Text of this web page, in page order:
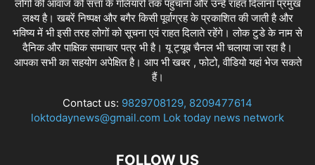
लोगों की आवाज को सत्ता के गलियारों तक पहुंचाना और उन्हें राहत दिलाना प्रमुख
लक्ष्य है। खबरें निष्पक्ष और बगैर किसी पूर्वाग्रह के प्रकाशित की जाती है और
भविष्य में भी इसी तरह लोगों को सूचना एवं राहत दिलाते रहेंगे। लोक टुडे के नाम से
दैनिक और पाक्षिक समाचार पत्र भी है। यू ट्यूब चैनल भी चलाया जा रहा है।
आपका सभी का सहयोग अपेक्षित है। आप भी खबर , फोटो, वीडियो यहां भेज सकते
हैं।
Contact us: 9829708129, 8209477614
loktodaynews@gmail.com Lok today news network
FOLLOW US